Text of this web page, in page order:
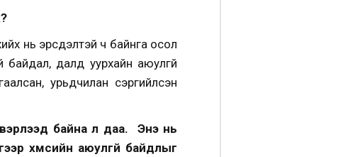
нь эрсдэлтэй ч байнга осол
далд уурхайн аюулгүй
урьдчилан сэргийлсэн
байна л даа. Энэ нь
хүмүүсийн аюулгүй байдлыг